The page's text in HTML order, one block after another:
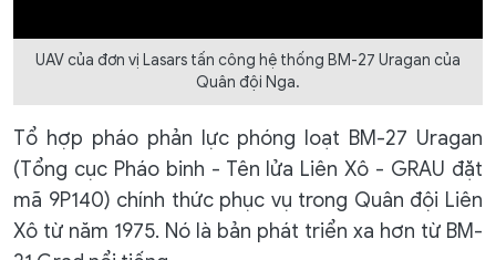
UAV của đơn vị Lasars tấn công hệ thống BM-27 Uragan của
Quân đội Nga.
Tổ hợp pháo phản lực phóng loạt BM-27 Uragan
(Tổng cục Pháo binh - Tên lửa Liên Xô - GRAU đặt
mã 9P140) chính thức phục vụ trong Quân đội Liên
Xô từ năm 1975. Nó là bản phát triển xa hơn từ BM-